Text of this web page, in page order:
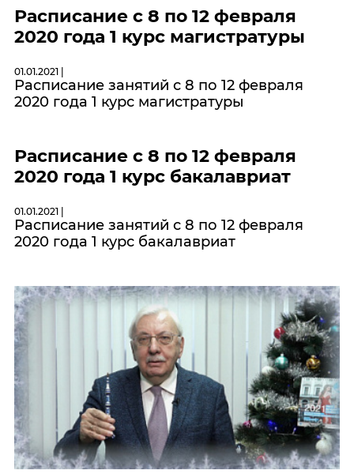
Расписание с 8 по 12 февраля
2020 года 1 курс магистратуры
01.01.2021 |
Расписание занятий с 8 по 12 февраля
2020 года 1 курс магистратуры
Расписание с 8 по 12 февраля
2020 года 1 курс бакалавриат
01.01.2021 |
Расписание занятий с 8 по 12 февраля
2020 года 1 курс бакалавриат